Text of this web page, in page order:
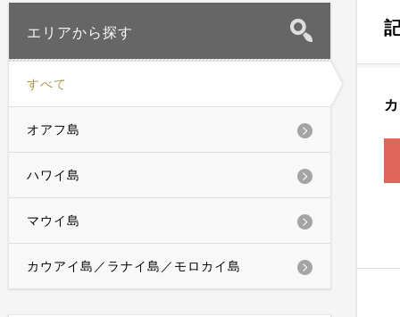
エリアから探す
すべて
オアフ島
ハワイ島
マウイ島
カウアイ島／ラナイ島／モロカイ島